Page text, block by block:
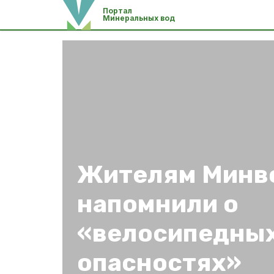
Портал
Минеральных вод
Жителям
напомнили о
опасностях»